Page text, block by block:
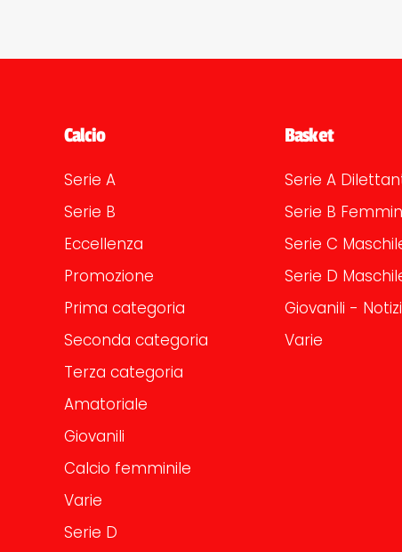
Calcio
Serie A
Serie B
Eccellenza
Promozione
Prima categoria
Seconda categoria
Terza categoria
Amatoriale
Giovanili
Calcio femminile
Varie
Serie D
Basket
Serie A
Serie B
Serie C
Serie D
Giovanili -
Varie